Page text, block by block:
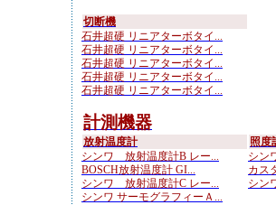
切断機
石井超硬 リニアターボタイ...
石井超硬 リニアターボタイ...
石井超硬 リニアターボタイ...
石井超硬 リニアターボタイ...
石井超硬 リニアターボタイ...
計測機器
放射温度計
シンワ 放射温度計B レー...
BOSCH放射温度計 GI...
シンワ 放射温度計C レー...
シンワ サーモグラフィーＡ...
照度
シン
カス
シン